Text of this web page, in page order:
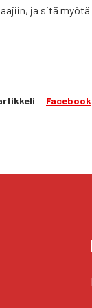
ja sitä
Facebook